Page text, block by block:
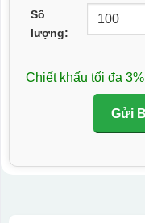
Số
lượng:
Chiết khấu tối đa
Gửi